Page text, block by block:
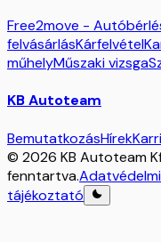
Free2move -
felvásárlásKárfelvétel
műhelyMűszaki vizsga
KB Autoteam
BemutatkozásHírek
© 2026 KB Autoteam
fenntartva.
tájékoztató